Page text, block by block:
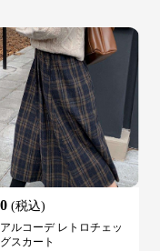
(税込)
ルコーデ レトロチェッ
スカート